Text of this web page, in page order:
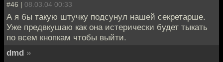
#46 | 08.03.04 00:33
А я бы такую штучку подсунул нашей секретарше.
Уже предвкушаю как она истерически будет тыкать
по всем кнопкам чтобы выйти.
dmd »